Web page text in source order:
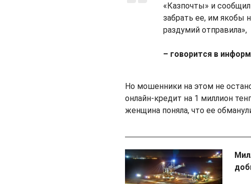
«Казпочты» и
забрать ее, им якобы
раздумий отправила»,
– говорится в
Но мошенники на этом не
онлайн-кредит на 1 миллион
женщина поняла, что ее